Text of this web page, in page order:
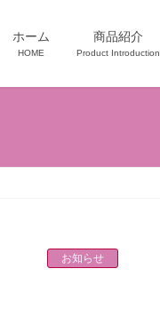
ホーム
HOME
商品紹介
Product Introduction
お知らせ